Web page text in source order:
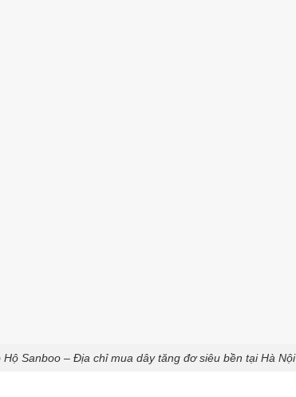
Hộ Sanboo – Địa chỉ mua dây tăng đơ siêu bền tại Hà Nội